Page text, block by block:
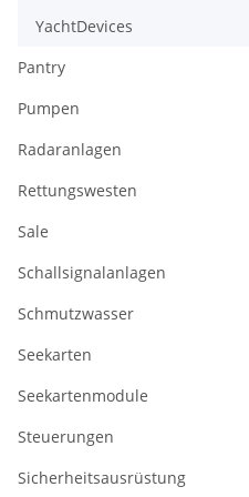
YachtDevices
Pantry
Pumpen
Radaranlagen
Rettungswesten
Sale
Schallsignalanlagen
Schmutzwasser
Seekarten
Seekartenmodule
Steuerungen
Sicherheitsausrüstung